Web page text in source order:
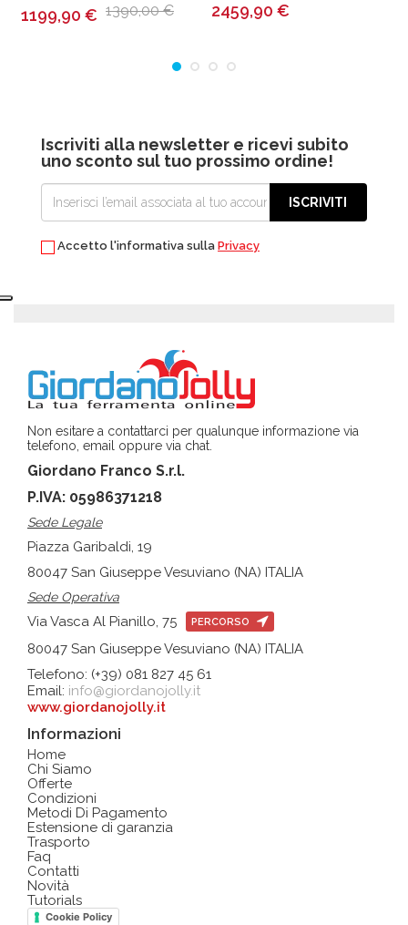
1199,90 € 1390,00 € 2459,90 €
Iscriviti alla newsletter e ricevi subito
uno sconto sul tuo prossimo ordine!
ISCRIVITI
Accetto l'informativa sulla Privacy
Non esitare a contattarci per qualunque informazione via
telefono, email oppure via chat.
Giordano Franco S.r.l.
P.IVA: 05986371218
Sede Legale
Piazza Garibaldi, 19
80047 San Giuseppe Vesuviano (NA) ITALIA
Sede Operativa
Via Vasca Al Pianillo, 75 PERCORSO
80047 San Giuseppe Vesuviano (NA) ITALIA
Telefono: (+39) 081 827 45 61
Email: info@giordanojolly.it
www.giordanojolly.it
Informazioni
Home
Chi Siamo
Offerte
Condizioni
Metodi Di Pagamento
Estensione di garanzia
Trasporto
Faq
Contatti
Novità
Tutorials
Cookie Policy